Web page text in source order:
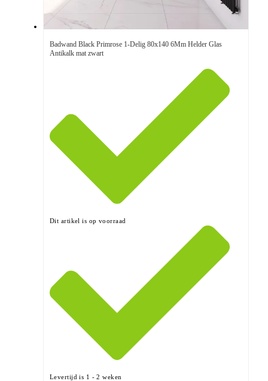
Badwand Black Primrose 1-Delig 80x140 6Mm Helder Glas
Antikalk mat zwart
Dit artikel is op voorraad
Levertijd is 1 - 2 weken